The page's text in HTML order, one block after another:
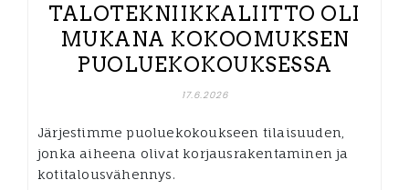
TALOTEKNIIKKALIITTO OLI
MUKANA KOKOOMUKSEN
PUOLUEKOKOUKSESSA
17.6.2026
Järjestimme puoluekokoukseen tilaisuuden,
jonka aiheena olivat korjausrakentaminen ja
kotitalousvähennys.